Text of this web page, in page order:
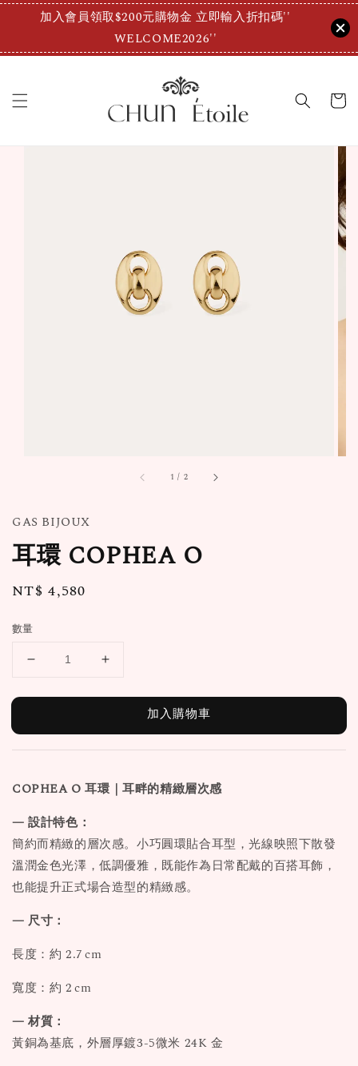
加入會員領取$200元購物金 立即輸入折扣碼''
WELCOME2026''
1 / 2
GAS BIJOUX
耳環 COPHEA O
Regular
NT$ 4,580
數量
加入購物車
COPHEA O 耳環｜耳畔的精緻層次感
— 設計特色：
簡約而精緻的層次感。小巧圓環貼合耳型，光線映照下散發
溫潤金色光澤，低調優雅，既能作為日常配戴的百搭耳飾，
也能提升正式場合造型的精緻感。
— 尺寸：
長度：約 2.7 cm
寬度：約 2 cm
— 材質：
黃銅為基底，外層厚鍍3-5微米 24K 金